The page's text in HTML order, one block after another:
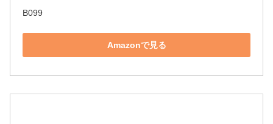
B099
Amazonで見る